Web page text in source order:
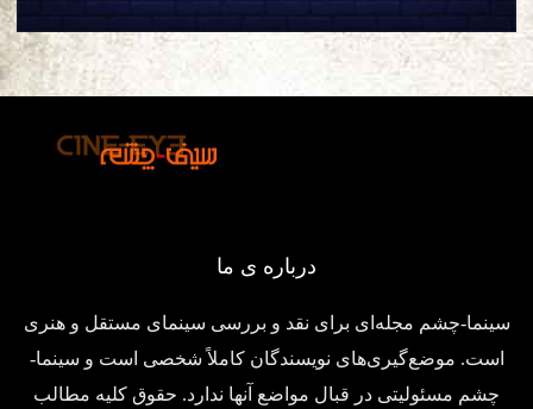
درباره ی ما
سینما-چشم مجله‌ای برای نقد و بررسی سینمای مستقل و هنری
است. موضع‌گیری‌های نویسندگان کاملاً شخصی است و سینما-
چشم مسئولیتی در قبال مواضع آنها ندارد. حقوق کلیه مطالب